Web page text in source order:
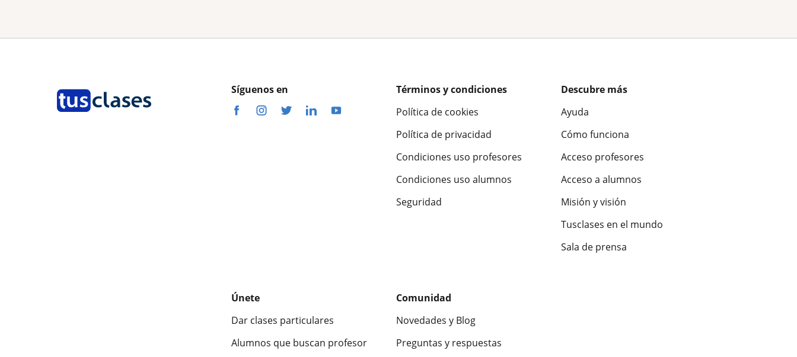
Síguenos en
Términos y condiciones
Política de cookies
Política de privacidad
Condiciones uso profesores
Condiciones uso alumnos
Seguridad
Descubre más
Ayuda
Cómo funciona
Acceso profesores
Acceso a alumnos
Misión y visión
Tusclases en el mundo
Sala de prensa
Únete
Dar clases particulares
Alumnos que buscan profesor
Comunidad
Novedades y Blog
Preguntas y respuestas